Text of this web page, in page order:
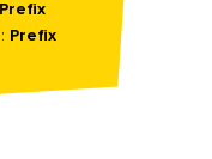
Prefix
Prefix